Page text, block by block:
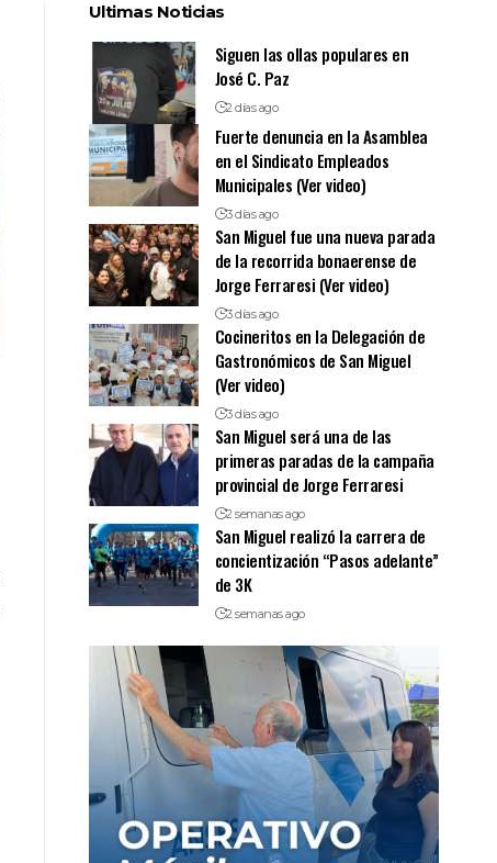
Ultimas Noticias
Siguen las ollas populares en
José C. Paz
2 días ago
Fuerte denuncia en la Asamblea
en el Sindicato Empleados
Municipales (Ver video)
3 días ago
San Miguel fue una nueva parada
de la recorrida bonaerense de
Jorge Ferraresi (Ver video)
3 días ago
Cocineritos en la Delegación de
Gastronómicos de San Miguel
(Ver video)
3 días ago
San Miguel será una de las
primeras paradas de la campaña
provincial de Jorge Ferraresi
2 semanas ago
San Miguel realizó la carrera de
concientización “Pasos adelante”
de 3K
2 semanas ago